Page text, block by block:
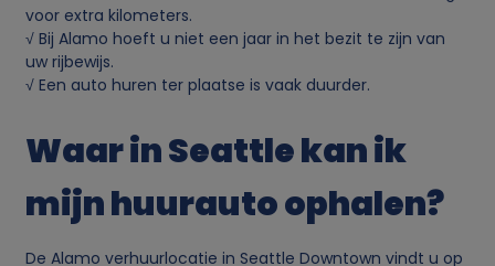
voor extra kilometers.
√ Bij Alamo hoeft u niet een jaar in het bezit te zijn van
uw rijbewijs.
√ Een auto huren ter plaatse is vaak duurder.
Waar in Seattle kan ik
mijn huurauto ophalen?
De Alamo verhuurlocatie in Seattle Downtown vindt u op
n
p
r
s